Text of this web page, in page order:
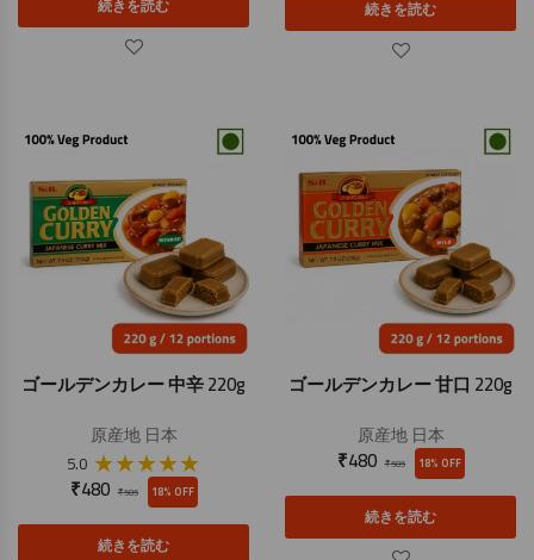
続きを読む
ゴールデンカレー 中辛 220g
原産地日本
5.0 ★★★★★
₹585
₹480 18% OFF
続きを読む
ゴールデンカレー 甘口 220g
原産地日本
₹585
₹480 18% OFF
続きを読む